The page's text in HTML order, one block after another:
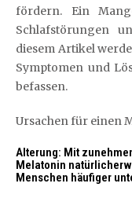
fördern. Ein
Schlafstörungen
diesem Artikel
Symptomen und
befassen.
Ursachen für einen
Alterung: Mit
Melatonin
Menschen häufiger